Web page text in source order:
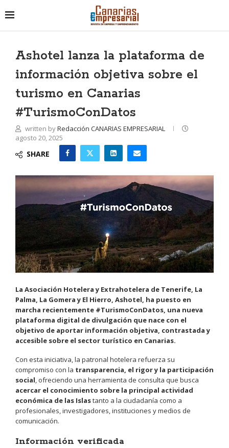
Ashotel lanza la plataforma de
información objetiva sobre el
turismo en Canarias
#TurismoConDatos
written byRedacción CANARIAS EMPRESARIAL
agosto 20, 2025
SHARE
La Asociación Hotelera y Extrahotelera de Tenerife, La
Palma, La Gomera y El Hierro, Ashotel, ha puesto en
marcha recientemente #TurismoConDatos, una nueva
plataforma digital de divulgación que nace con el
objetivo de aportar información objetiva, contrastada y
accesible sobre el sector turístico en Canarias.
Con esta iniciativa, la patronal hotelera refuerza su
compromiso con la transparencia, el rigor y la participación
social, ofreciendo una herramienta de consulta que busca
acercar el conocimiento sobre la principal actividad
económica de las Islastanto a la ciudadanía como a
profesionales, investigadores, instituciones y medios de
comunicación.
Información verificada